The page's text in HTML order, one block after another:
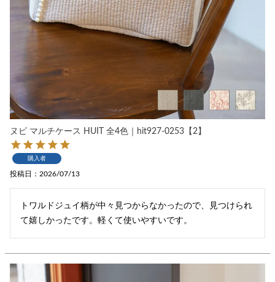
ヌビ マルチケース HUIT 全4色｜hit927-0253【2】
購入者
投稿日 2026/07/13
トワルドジュイ柄が中々見つからなかったので、見つけられ
て嬉しかったです。軽くて使いやすいです。